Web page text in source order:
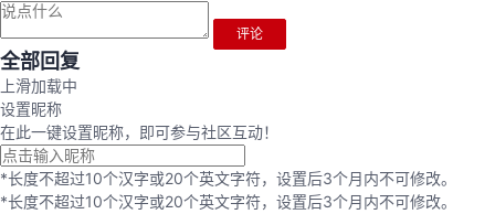
评论
全部回复
上滑加载中
设置昵称
在此一键设置昵称，即可参与社区互动！
*长度不超过10个汉字或20个英文字符，设置后3个月内不可修改。
*长度不超过10个汉字或20个英文字符，设置后3个月内不可修改。